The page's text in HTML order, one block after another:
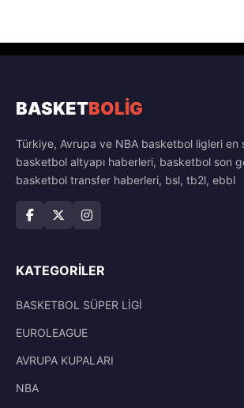
BASKETBOLİG
Türkiye, Avrupa ve NBA basketbol ligleri en
basketbol altyapı haberleri, basketbol son
basketbol transfer haberleri, bsl, tb2l, ebbl
KATEGORILER
BASKETBOL SÜPER LİGİ
EUROLEAGUE
AVRUPA KUPALARI
NBA